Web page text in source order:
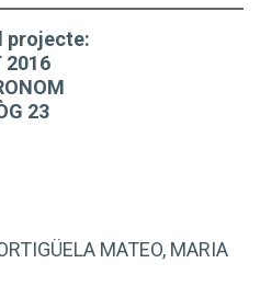
projecte:
2016
23
MATEO, MARIA